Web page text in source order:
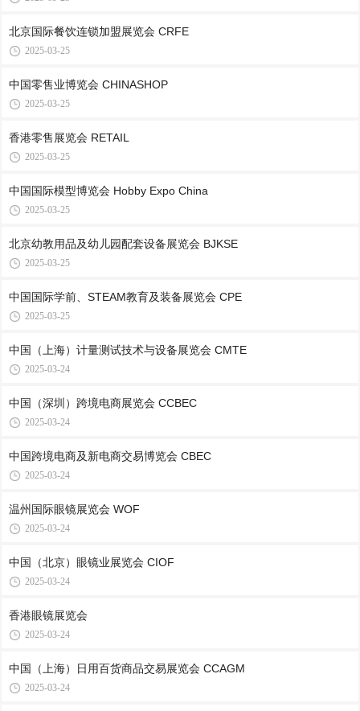
北京国际餐饮连锁加盟展览会 CRFE
2025-03-25
中国零售业博览会 CHINASHOP
2025-03-25
香港零售展览会 RETAIL
2025-03-25
中国国际模型博览会 Hobby Expo China
2025-03-25
北京幼教用品及幼儿园配套设备展览会 BJKSE
2025-03-25
中国国际学前、STEAM教育及装备展览会 CPE
2025-03-25
中国（上海）计量测试技术与设备展览会 CMTE
2025-03-24
中国（深圳）跨境电商展览会 CCBEC
2025-03-24
中国跨境电商及新电商交易博览会 CBEC
2025-03-24
温州国际眼镜展览会 WOF
2025-03-24
中国（北京）眼镜业展览会 CIOF
2025-03-24
香港眼镜展览会
2025-03-24
中国（上海）日用百货商品交易展览会 CCAGM
2025-03-24